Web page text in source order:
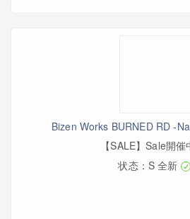
Bizen Works BURNED RD -
【SALE】Sale開催
状态：S 全新